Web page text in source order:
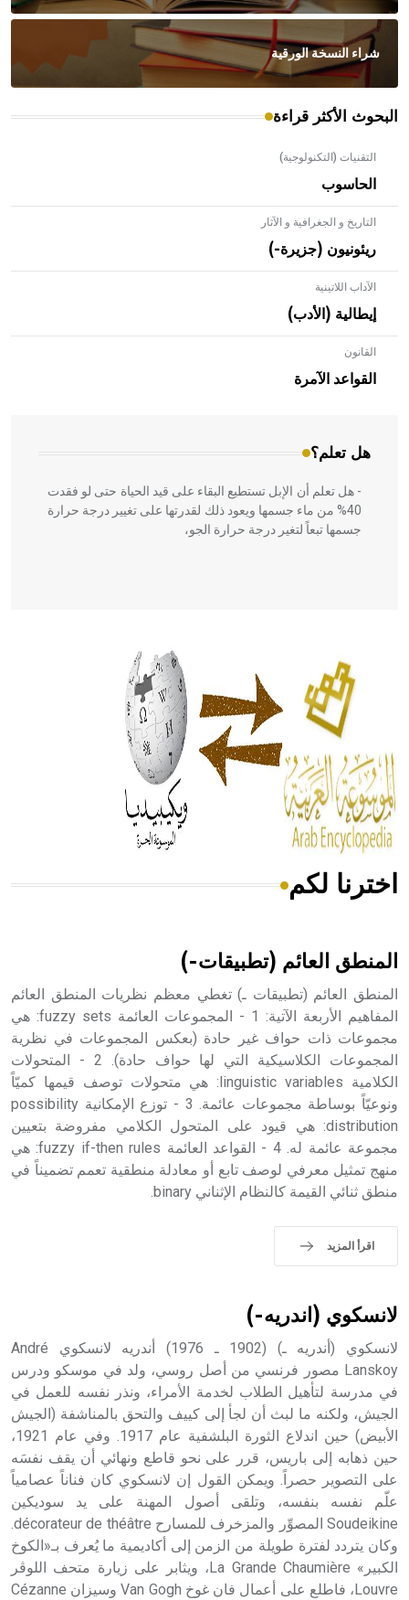
شراء النسخة الورقية
البحوث الأكثر قراءة
التقنيات (التكنولوجية)
الحاسوب
التاريخ و الجغرافية و الآثار
ريئونيون (جزيرة-)
الآداب اللاتينية
إيطالية (الأدب)
القانون
القواعد الآمرة
هل تعلم؟
- هل تعلم أن الأبلق نوع من الفنون الهندسية التي ارتبطت
بالعمارة الإسلامية في بلاد الشام ومصر خاصة، حيث يحرص
المعمار على بناء مداميكه وخاصة في الواجهات
- هل تعلم أن الإبل تستطيع البقاء على قيد الحياة حتى لو فقدت
40% من ماء جسمها ويعود ذلك لقدرتها على تغيير درجة حرارة
جسمها تبعاً لتغير درجة حرارة الجو،
الحكم، الأدلة، تنظيم التغذية، ورسالته في جروح الرأس. ويعود
له الفضل بأنه حرر الطب من الدين والفلسفة.
- هل تعلم أن المرجان إفراز حيواني يتكون في البحر ويتركب
من مادة كربونات الكلسيوم، وهو أحمر أو شديد الحمرة وهو
أجود أنواعه، ويمتاز بكبر الحجم ويسمى الش
هل تعلم أن الأبسيد كلمة فرنسية اللفظ تم اعتمادها مصطلحاً
- هل تعلم أن أبجر Abgar اسم معروف جيداً يعود إلى عدد من
الملوك الذين حكموا مدينة إديسا (الرها) من أبجر الأول وحتى
التاسع، وهم ينتسبون إلى أسرة أوسروين
- هل تعلم أن الأبجدية الكنعانية تتألف من /22/ علامة كتابية
sign تكتب منفصلة غير متصلة، وتعتمد المبدأ الأكوروفوني،
اخترنا لكم
المنطق العائم (تطبيقات-)
المنطق العائم (تطبيقات ـ) تغطي معظم نظريات المنطق العائم
المفاهيم الأربعة الآتية: 1 - المجموعات العائمة fuzzy sets: هي
مجموعات ذات حواف غير حادة (بعكس المجموعات في نظرية
المجموعات الكلاسيكية التي لها حواف حادة). 2 - المتحولات
الكلامية linguistic variables: هي متحولات توصف قيمها كميّاً
ونوعيّاً بوساطة مجموعات عائمة. 3 - توزع الإمكانية possibility
distribution: هي قيود على المتحول الكلامي مفروضة بتعيين
مجموعة عائمة له. 4 - القواعد العائمة fuzzy if-then rules: هي
منهج تمثيل معرفي لوصف تابع أو معادلة منطقية تعمم تضميناً في
منطق ثنائي القيمة كالنظام الإثناني binary.
اقرأ المزيد
لانسكوي (اندريه-)
لانسكوي (أندريه ـ) (1902 ـ 1976) أندريه لانسكوي André
Lanskoy مصور فرنسي من أصل روسي، ولد في موسكو ودرس
في مدرسة لتأهيل الطلاب لخدمة الأمراء، ونذر نفسه للعمل في
الجيش، ولكنه ما لبث أن لجأ إلى كييف والتحق بالمناشفة (الجيش
الأبيض) حين اندلاع الثورة البلشفية عام 1917. وفي عام 1921،
حين ذهابه إلى باريس، قرر على نحو قاطع ونهائي أن يقف نفسَه
على التصوير حصراً. ويمكن القول إن لانسكوي كان فناناً عصامياً
علّم نفسه بنفسه، وتلقى أصول المهنة على يد سوديكين
Soudeikine المصوِّر والمزخرف للمسارح décorateur de théâtre.
وكان يتردد لفترة طويلة من الزمن إلى أكاديمية ما يُعرف بـ«الكوخ
الكبير» La Grande Chaumière، ويثابر على زيارة متحف اللوڤر
Louvre، فاطلع على أعمال فان غوخ Van Gogh وسيزان Cézanne